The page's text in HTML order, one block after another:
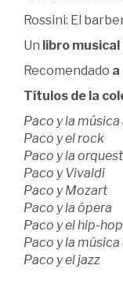
Rossini: El
Un libro musical
Recomendado a
Títulos de la
Paco y la
Paco y el rock
Paco y la
Paco y Vivaldi
Paco y Mozart
Paco y la ópera
Paco y el hip-hop
Paco y la
Paco y el jazz